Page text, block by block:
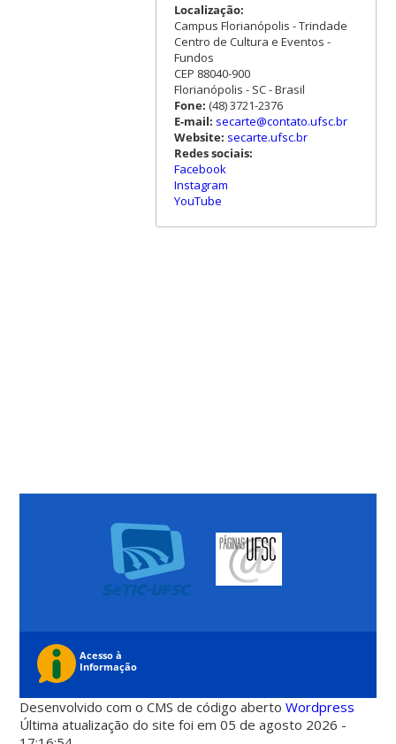
Localização:
Campus Florianópolis - Trindade
Centro de Cultura e Eventos -
Fundos
CEP 88040-900
Florianópolis - SC - Brasil
Fone: (48) 3721-2376
E-mail: secarte@contato.ufsc.br
Website: secarte.ufsc.br
Redes sociais:
Facebook
Instagram
YouTube
Desenvolvido com o CMS de código abertoWordpress
Última atualização do site foi em 05 de agosto 2026 -